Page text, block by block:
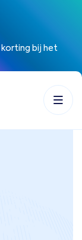
korting bij het